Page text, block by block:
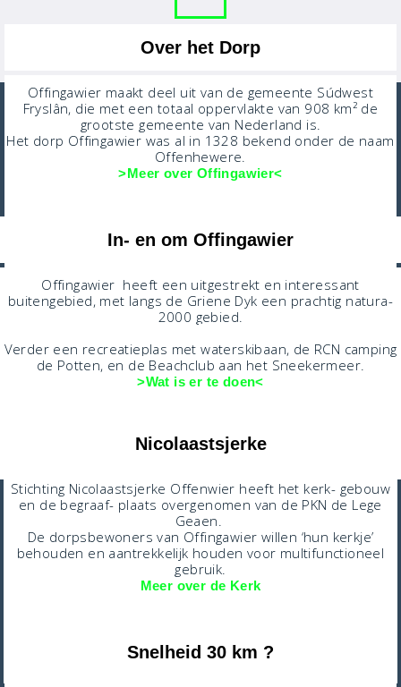
Over het Dorp
Offingawier maakt deel uit van de gemeente Súdwest
Fryslân, die met een totaal oppervlakte van 908 km² de
grootste gemeente van Nederland is.
Het dorp Offingawier was al in 1328 bekend onder de naam
Offenhewere.
>Meer over Offingawier<
In- en om Offingawier
Offingawier heeft een uitgestrekt en interessant
buitengebied, met langs de Griene Dyk een prachtig natura-
2000 gebied.
Verder een recreatieplas met waterskibaan, de RCN camping
de Potten, en de Beachclub aan het Sneekermeer.
>Wat is er te doen<
Nicolaastsjerke
Stichting Nicolaastsjerke Offenwier heeft het kerk- gebouw
en de begraaf- plaats overgenomen van de PKN de Lege
Geaen.
De dorpsbewoners van Offingawier willen ‘hun kerkje’
behouden en aantrekkelijk houden voor multifunctioneel
gebruik.
Meer over de Kerk
Snelheid 30 km ?